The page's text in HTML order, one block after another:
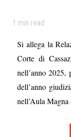
1 min read
Si allega la
Corte di
nell’anno 2025,
dell’anno
nell’Aula